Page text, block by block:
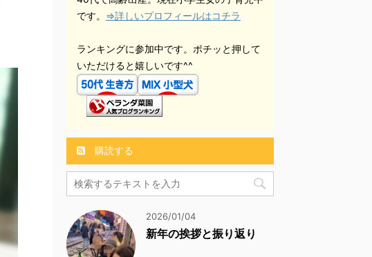
です。 ⇒詳しいプロフィールはコチラ
ランキングに参加中です。ポチッと押して
いただけると嬉しいです^^
購読する
2026/01/04
新年の挨拶と振り返り